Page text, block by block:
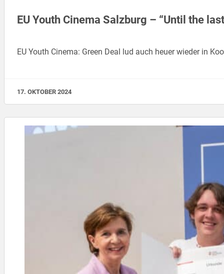
EU Youth Cinema Salzburg – “Until the
EU Youth Cinema: Green Deal lud auch heuer wieder in
17. OKTOBER 2024